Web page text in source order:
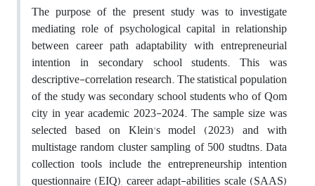
The purpose of the present study was to investigate
mediating role of psychological capital in relationship
between career path adaptability with entrepreneurial
intention in secondary school students. This was
descriptive-correlation research. The statistical population
of the study was secondary school students who of Qom
city in year academic 2023-2024. The sample size was
selected based on Klein's model (2023) and with
multistage random cluster sampling of 500 studtns. Data
collection tools include the entrepreneurship intention
questionnaire (EIQ), career adapt-abilities scale (SAAS)